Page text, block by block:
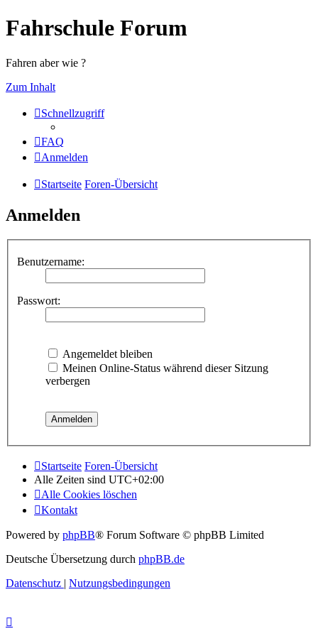
Fahrschule Forum
Fahren aber wie ?
Zum Inhalt
Schnellzugriff
FAQ
Anmelden
Startseite Foren-Übersicht
Anmelden
Benutzername:
Passwort:
Angemeldet bleiben
Meinen Online-Status während dieser Sitzung
verbergen
Startseite Foren-Übersicht
Alle Zeiten sind UTC+02:00
Alle Cookies löschen
Kontakt
Powered by phpBB® Forum Software © phpBB Limited
Deutsche Übersetzung durch phpBB.de
Datenschutz | Nutzungsbedingungen